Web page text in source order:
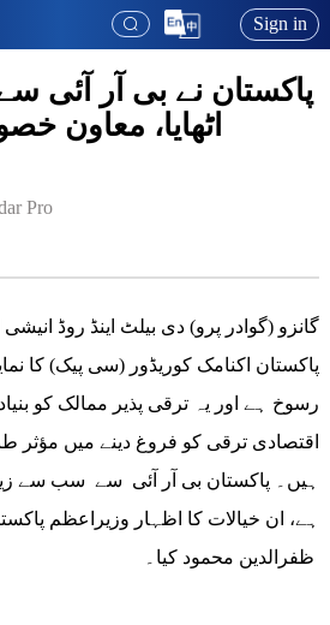
Sign in
پاکستان نے بی آر آئی
اٹھایا، معاون
Pro
گانزو (گوادر پرو) دی بیلٹ اینڈ روڈ انیشی
پاکستان اکنامک کوریڈور (سی پیک) کا
رسوخ ہے اور یہ ترقی پذیر ممالک کو
اقتصادی ترقی کو فروغ دینے میں مؤثر
ہیں۔ پاکستان بی آر آئی سے سب سے
ہے، ان خیالات کا اظہار وزیراعظم
ظفرالدین محمود کیا۔